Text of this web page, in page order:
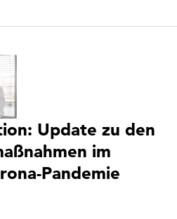
Update zu den
im
Pandemie